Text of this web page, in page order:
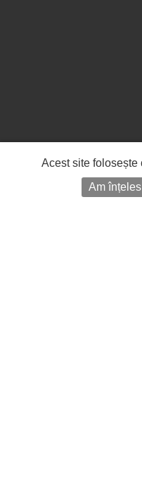
Acest site folosește
Am înțeles